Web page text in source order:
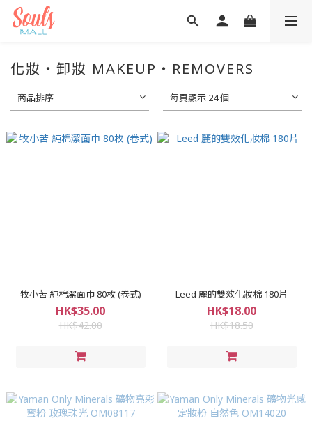
化妝・卸妝 MAKEUP・REMOVERS
商品排序 每頁顯示 24 個
牧小苦 純棉潔面巾 80枚 (卷式)
HK$35.00
HK$42.00
Leed 麗的雙效化妝棉 180片
HK$18.00
HK$18.50